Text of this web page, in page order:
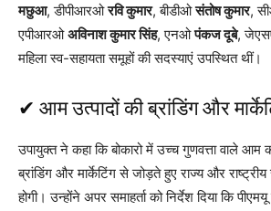
मछुआ, डीपीआरओरवि कुमार, बीडीओसंतोष कुमार,
एपीआरओअविनाश कुमार सिंह, एनओपंकज दूबे,
महिला स्व-सहायता समूहों की सदस्याएं उपस्थित थीं।
✔ आम उत्पादों की ब्रांडिंग और
उपायुक्त ने कहा कि बोकारो में उच्च गुणवत्ता वाले आम
ब्रांडिंग और मार्केटिंग से जोड़ते हुए राज्य और राष्ट्रीय
होगी। उन्होंने अपर समाहर्ता को निर्देश दिया कि